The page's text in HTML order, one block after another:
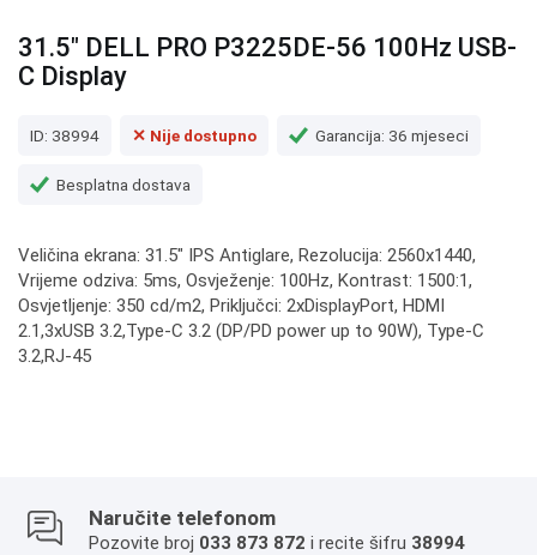
31.5" DELL PRO P3225DE-56 100Hz USB-
C Display
ID: 38994 ✕ Nije dostupno Garancija: 36 mjeseci
Besplatna dostava
Veličina ekrana: 31.5" IPS Antiglare, Rezolucija: 2560x1440,
Vrijeme odziva: 5ms, Osvježenje: 100Hz, Kontrast: 1500:1,
Osvjetljenje: 350 cd/m2, Priključci: 2xDisplayPort, HDMI
2.1,3xUSB 3.2,Type-C 3.2 (DP/PD power up to 90W), Type-C
3.2,RJ-45
Naručite telefonom
Pozovite broj 033 873 872 i recite šifru 38994